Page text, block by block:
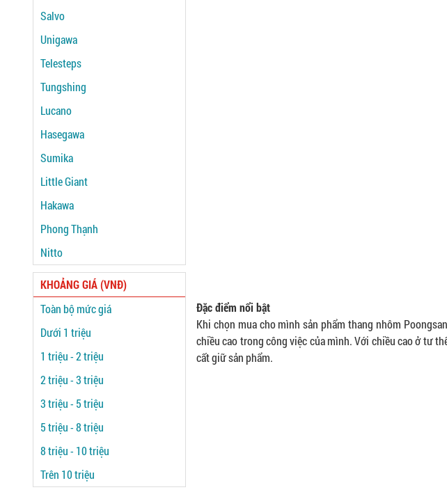
Đặc điểm nổi bật
Khi chọn mua cho mình sản phẩm thang nhôm
chiều cao trong công việc của mình. Với chiều cao ở tư
cất giữ sản phẩm.
Salvo
Unigawa
Telesteps
Tungshing
Lucano
Hasegawa
Sumika
Little Giant
Hakawa
Phong Thạnh
Nitto
KHOẢNG GIÁ (VNĐ)
Toàn bộ mức giá
Dưới 1 triệu
1 triệu - 2 triệu
2 triệu - 3 triệu
3 triệu - 5 triệu
5 triệu - 8 triệu
8 triệu - 10 triệu
Trên 10 triệu